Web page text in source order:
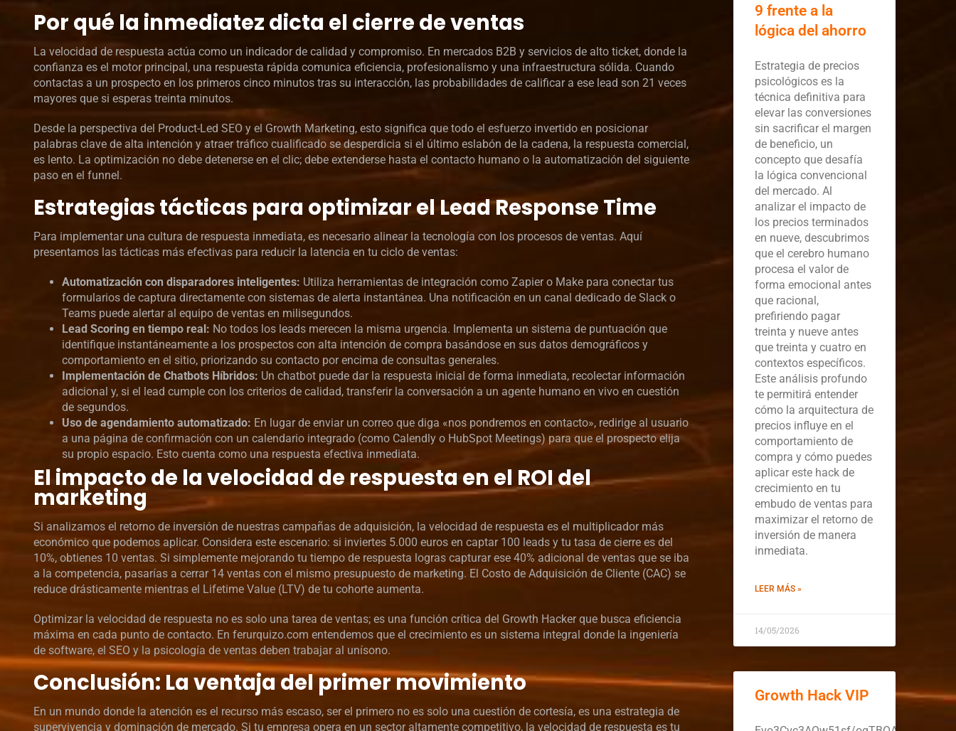
Por qué la inmediatez dicta el cierre de ventas
La velocidad de respuesta actúa como un indicador de calidad y compromiso. En mercados B2B y servicios de alto ticket, donde la
confianza es el motor principal, una respuesta rápida comunica eficiencia, profesionalismo y una infraestructura sólida. Cuando
contactas a un prospecto en los primeros cinco minutos tras su interacción, las probabilidades de calificar a ese lead son 21 veces
mayores que si esperas treinta minutos.
Desde la perspectiva del Product-Led SEO y el Growth Marketing, esto significa que todo el esfuerzo invertido en posicionar
palabras clave de alta intención y atraer tráfico cualificado se desperdicia si el último eslabón de la cadena, la respuesta comercial,
es lento. La optimización no debe detenerse en el clic; debe extenderse hasta el contacto humano o la automatización del siguiente
paso en el funnel.
Estrategias tácticas para optimizar el Lead Response Time
Para implementar una cultura de respuesta inmediata, es necesario alinear la tecnología con los procesos de ventas. Aquí
presentamos las tácticas más efectivas para reducir la latencia en tu ciclo de ventas:
Automatización con disparadores inteligentes: Utiliza herramientas de integración como Zapier o Make para conectar tus
formularios de captura directamente con sistemas de alerta instantánea. Una notificación en un canal dedicado de Slack o
Teams puede alertar al equipo de ventas en milisegundos.
Lead Scoring en tiempo real: No todos los leads merecen la misma urgencia. Implementa un sistema de puntuación que
identifique instantáneamente a los prospectos con alta intención de compra basándose en sus datos demográficos y
comportamiento en el sitio, priorizando su contacto por encima de consultas generales.
Implementación de Chatbots Híbridos: Un chatbot puede dar la respuesta inicial de forma inmediata, recolectar información
adicional y, si el lead cumple con los criterios de calidad, transferir la conversación a un agente humano en vivo en cuestión
de segundos.
Uso de agendamiento automatizado: En lugar de enviar un correo que diga «nos pondremos en contacto», redirige al usuario
a una página de confirmación con un calendario integrado (como Calendly o HubSpot Meetings) para que el prospecto elija
su propio espacio. Esto cuenta como una respuesta efectiva inmediata.
El impacto de la velocidad de respuesta en el ROI del
marketing
Si analizamos el retorno de inversión de nuestras campañas de adquisición, la velocidad de respuesta es el multiplicador más
económico que podemos aplicar. Considera este escenario: si inviertes 5.000 euros en captar 100 leads y tu tasa de cierre es del
10%, obtienes 10 ventas. Si simplemente mejorando tu tiempo de respuesta logras capturar ese 40% adicional de ventas que se iba
a la competencia, pasarías a cerrar 14 ventas con el mismo presupuesto de marketing. El Costo de Adquisición de Cliente (CAC) se
reduce drásticamente mientras el Lifetime Value (LTV) de tu cohorte aumenta.
Optimizar la velocidad de respuesta no es solo una tarea de ventas; es una función crítica del Growth Hacker que busca eficiencia
máxima en cada punto de contacto. En ferurquizo.com entendemos que el crecimiento es un sistema integral donde la ingeniería
de software, el SEO y la psicología de ventas deben trabajar al unísono.
Conclusión: La ventaja del primer movimiento
En un mundo donde la atención es el recurso más escaso, ser el primero no es solo una cuestión de cortesía, es una estrategia de
supervivencia y dominación de mercado. Si tu empresa opera en un sector altamente competitivo, la velocidad de respuesta es tu
9 frente a la
lógica del ahorro
Estrategia de precios
psicológicos es la
técnica definitiva para
elevar las conversiones
sin sacrificar el margen
de beneficio, un
concepto que desafía
la lógica convencional
del mercado. Al
analizar el impacto de
los precios terminados
en nueve, descubrimos
que el cerebro humano
procesa el valor de
forma emocional antes
que racional,
prefiriendo pagar
treinta y nueve antes
que treinta y cuatro en
contextos específicos.
Este análisis profundo
te permitirá entender
cómo la arquitectura de
precios influye en el
comportamiento de
compra y cómo puedes
aplicar este hack de
crecimiento en tu
embudo de ventas para
maximizar el retorno de
inversión de manera
inmediata.
LEER MÁS »
14/05/2026
Growth Hack VIP